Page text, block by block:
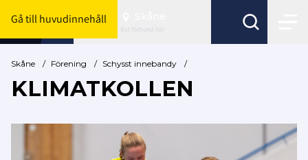
Gå till huvudinnehåll
Byt förbund här
Skåne / Förening / Schysst innebandy /
KLIMATKOLLEN